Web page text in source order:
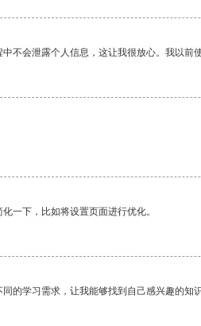
不会泄露个人信息，这让我很放心。我以
一下，比如将设置页面进行优化。
的学习需求，让我能够找到自己感兴趣的知识